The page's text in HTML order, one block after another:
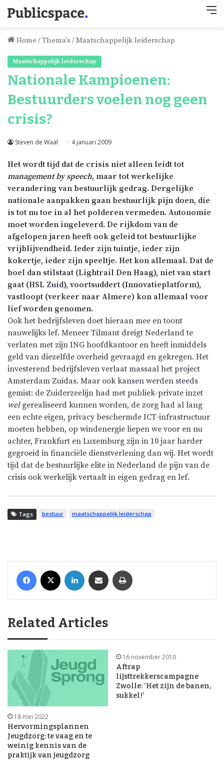
Home /Thema's /Maatschappelijk leiderschap
Maatschappelijk leiderschap
Nationale Kampioenen:
Bestuurders voelen nog geen
crisis?
Steven de Waal 4 januari 2009
Het wordt tijd dat de crisis niet alleen leidt tot
managementbyspeech, maar tot werkelijke
verandering van bestuurlijk gedrag. Dergelijke
nationale aanpakken gaan bestuurlijk pijn doen, die
is tot nu toe in al het polderen vermeden. Autonomie
moet worden ingeleverd. De rijkdom van de
afgelopen jaren heeft ook geleid tot bestuurlijke
vrijblijvendheid. Ieder zijn tuintje, ieder zijn
kokertje, ieder zijn speeltje. Het kon allemaal. Dat de
boel dan stilstaat (Lightrail Den Haag), niet van start
gaat (HSL Zuid), voortsuddert (Innovatieplatform),
vastloopt (verkeer naar Almere) kon allemaal voor
lief worden genomen.
Ook het bedrijfsleven doet hieraan mee en toont
nauwelijks lef. Meneer Tilmant dreigt Nederland te
verlaten met zijn ING hoofdkantoor en heeft inmiddels
geld van diezelfde overheid gevraagd en gekregen. Het
investerend bedrijfsleven verlaat massaal het project
Amsterdam Zuidas. Maar ook kansen werden steeds
gemist: de Zuiderzeelijn had met publiek-private inzet
wel gerealiseerd kunnen worden, de zorg had al lang
een echte eigen, privacy beschermde ICT-infrastructuur
moeten hebben, op windenergie liepen we voor en nu
achter, Frankfurt en Luxemburg zijn in 10 jaar harder
gegroeid in financiële dienstverlening dan wij. Het wordt
tijd dat de bestuurlijke elite in Nederland de pijn van de
crisis ook werkelijk vertaalt in eigen gedrag en lef.
Tags bestuur maatschappelijk leiderschap
Related Articles
18 mei 2022
Hervormingsplannen
Jeugdzorg: te vaag en te
weinig kennis van de
praktijk van jeugdzorg
16 november 2010
Aftrap
lijsttrekkerscampagne
Zwolle: ‘Het zijn de banen,
sukkel!’